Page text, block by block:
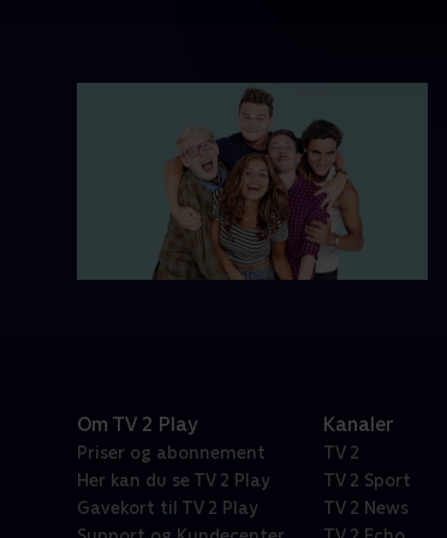
Om TV 2 Play
Priser og abonnement
Her kan du se TV 2 Play
Gavekort til TV 2 Play
Kanaler
TV 2
TV 2 Sport
TV 2 News